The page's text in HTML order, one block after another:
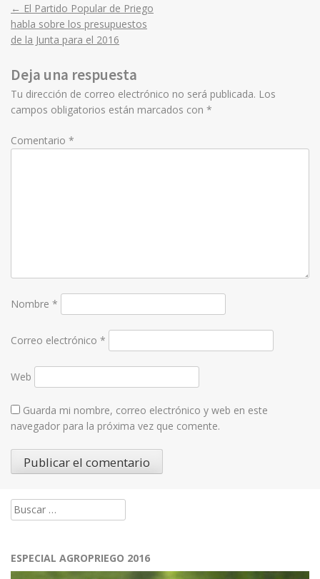
Post
navigation
← El Partido Popular de Priego
habla sobre los presupuestos
de la Junta para el 2016
Deja una respuesta
Tu dirección de correo electrónico no será publicada. Los
campos obligatorios están marcados con *
Comentario *
Nombre *
Correo electrónico *
Web
Guarda mi nombre, correo electrónico y web en este
navegador para la próxima vez que comente.
Buscar:
ESPECIAL AGROPRIEGO 2016